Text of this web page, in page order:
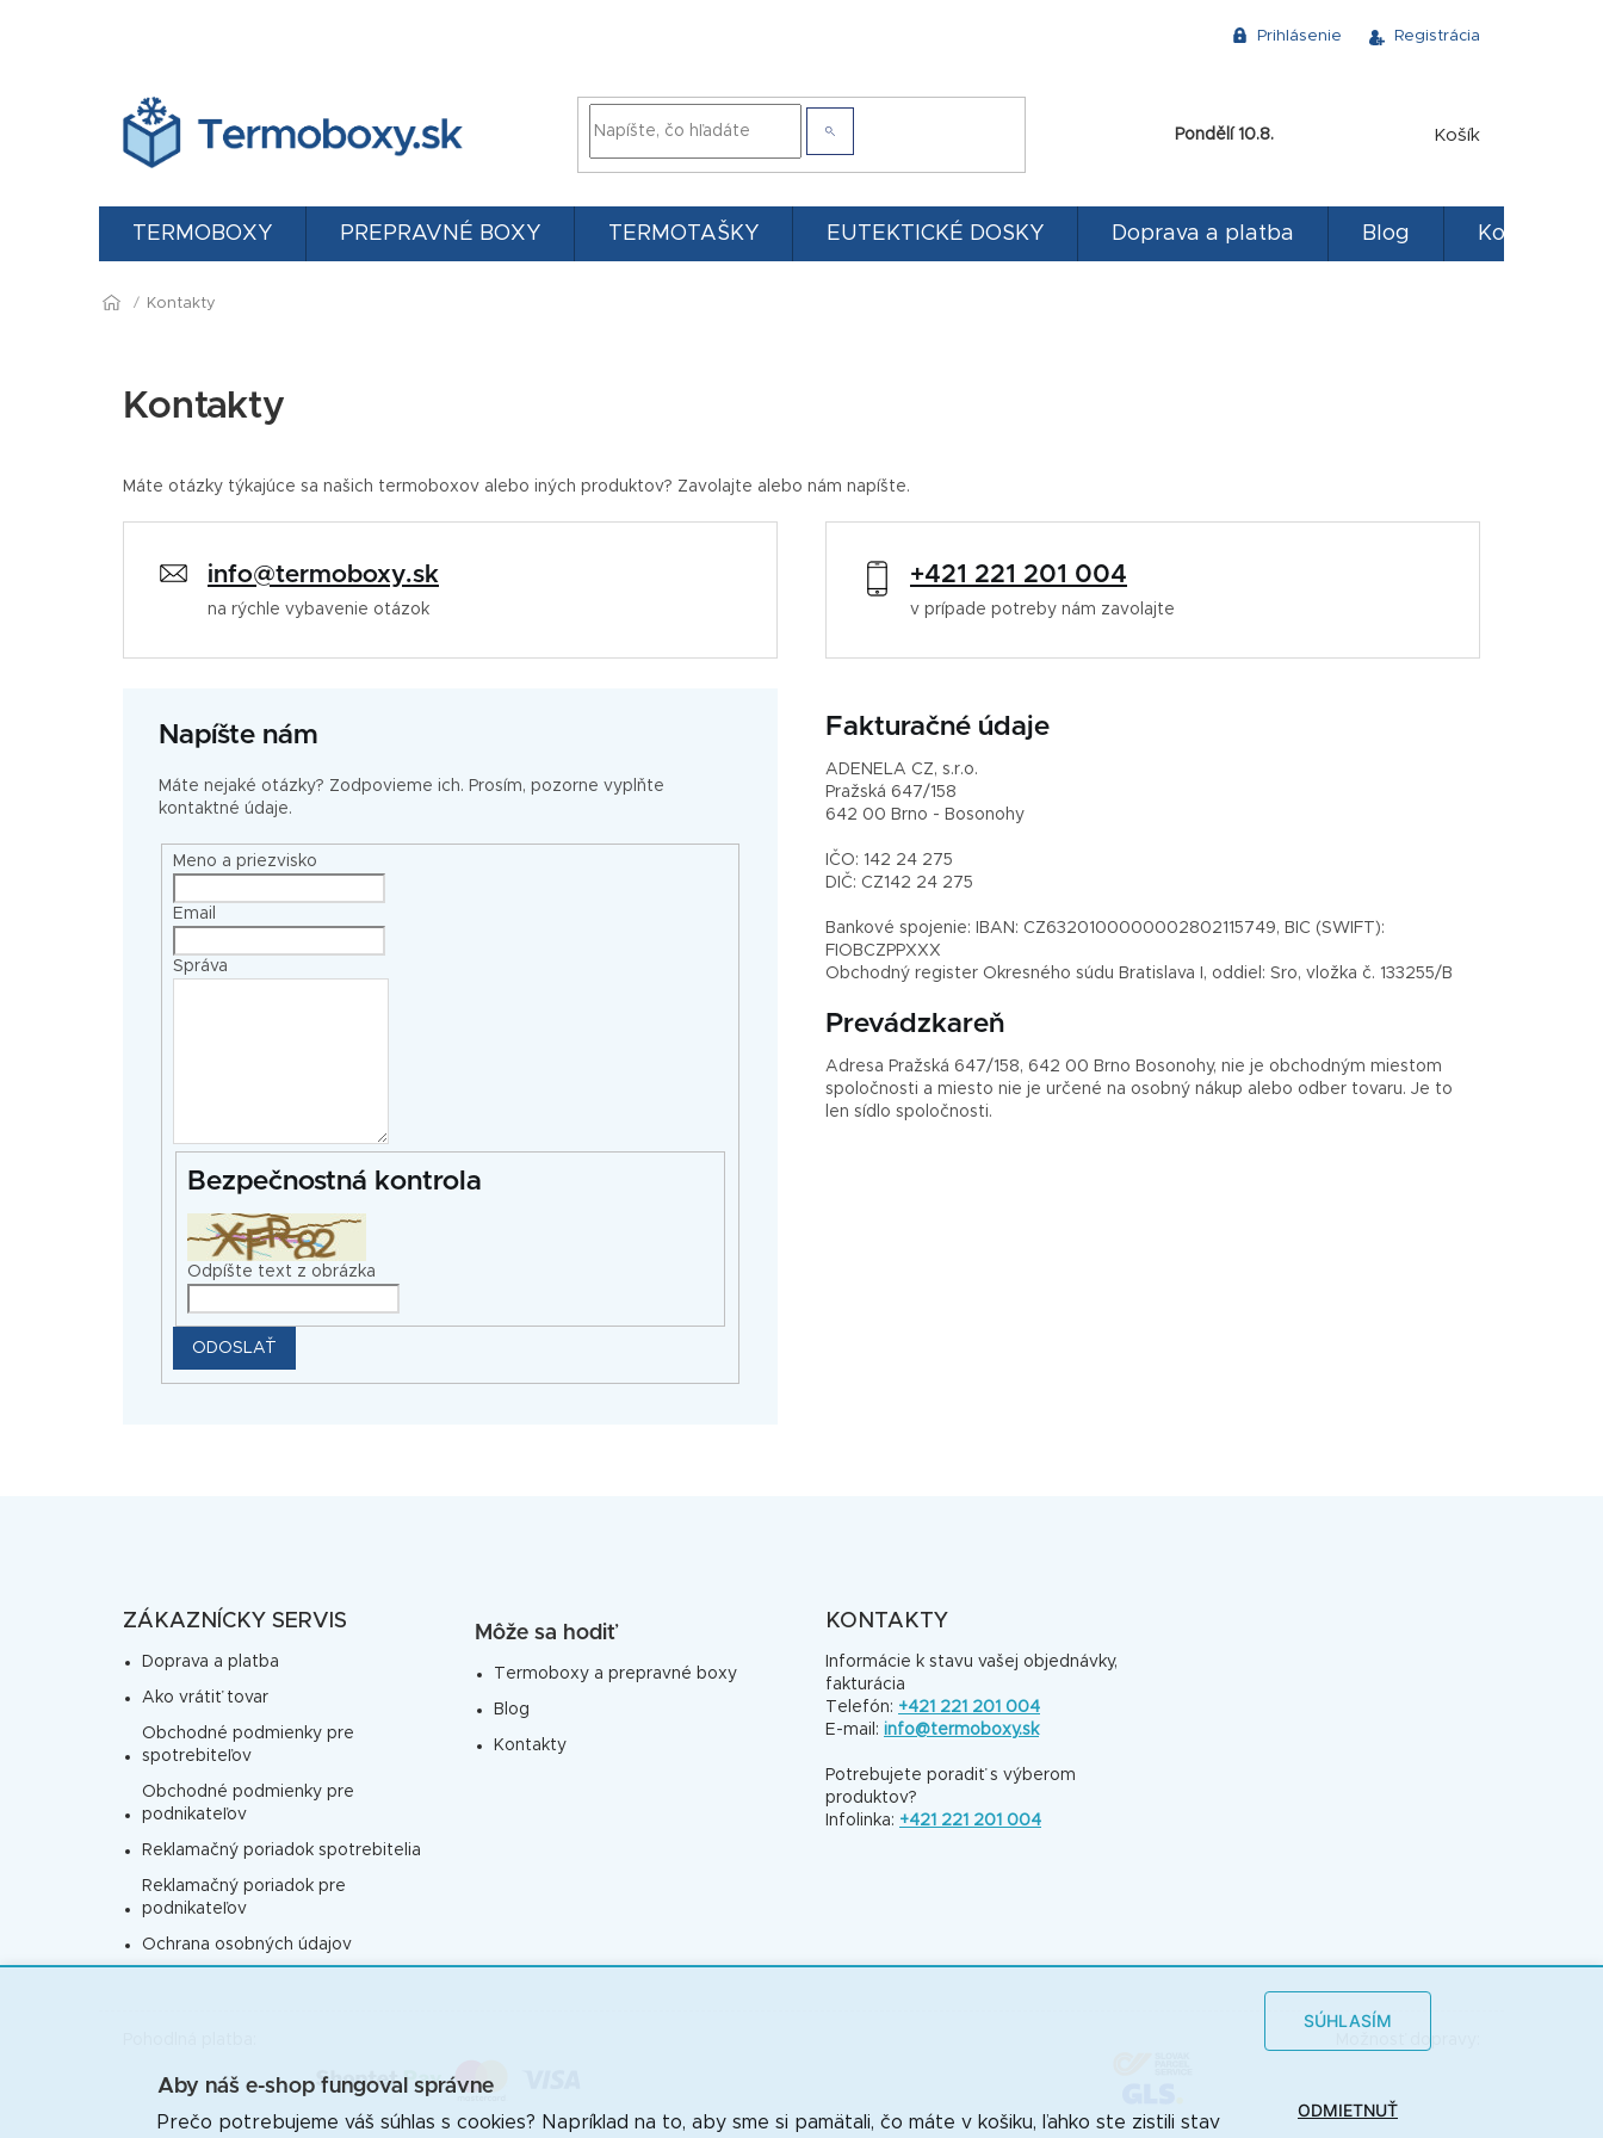
Aby náš e-shop fungoval správne
Prečo potrebujeme váš súhlas s cookies? Napríklad na to, aby sme si pamätali, čo máte v košiku, ľahko ste zistili stav
SÚHLASÍM
ODMIETNUŤ
Prihlásenie Registrácia
Pondělí 10.8.
NÁKUPNÝ
Košík
TERMOBOXY PREPRAVNÉ BOXY TERMOTAŠKY EUTEKTICKÉ DOSKY Doprava a platba Blog Kontakty
Domov
Kontakty
Kontakty
Máte otázky týkajúce sa našich termoboxov alebo iných produktov? Zavolajte alebo nám napíšte.
info@termoboxy.sk
na rýchle vybavenie otázok
+421 221 201 004
v prípade potreby nám zavolajte
Napíšte nám
Máte nejaké otázky? Zodpovieme ich. Prosím, pozorne vyplňte
kontaktné údaje.
Meno a priezvisko
Email
Správa
Bezpečnostná kontrola
Odpíšte text z obrázka
ODOSLAŤ
Fakturačné údaje
ADENELA CZ, s.r.o.
Pražská 647/158
642 00 Brno - Bosonohy
IČO: 142 24 275
DIČ: CZ142 24 275
Bankové spojenie: IBAN: CZ6320100000002802115749, BIC (SWIFT):
FIOBCZPPXXX
Obchodný register Okresného súdu Bratislava I, oddiel: Sro, vložka č. 133255/B
Prevádzkareň
Adresa Pražská 647/158, 642 00 Brno Bosonohy, nie je obchodným miestom
spoločnosti a miesto nie je určené na osobný nákup alebo odber tovaru. Je to
len sídlo spoločnosti.
ZÁKAZNÍCKY SERVIS
Doprava a platba
Ako vrátiť tovar
Obchodné podmienky pre
spotrebiteľov
Obchodné podmienky pre
podnikateľov
Reklamačný poriadok spotrebitelia
Reklamačný poriadok pre
podnikateľov
Ochrana osobných údajov
Môže sa hodiť
Termoboxy a prepravné boxy
Blog
Kontakty
KONTAKTY
Informácie k stavu vašej objednávky,
fakturácia
Telefón: +421 221 201 004
E-mail: info@termoboxy.sk
Potrebujete poradiť s výberom
produktov?
Infolinka: +421 221 201 004